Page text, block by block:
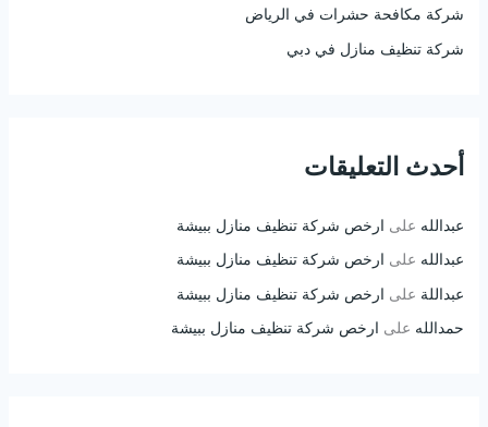
شركة مكافحة حشرات في الرياض
شركة تنظيف منازل في دبي
أحدث التعليقات
عبدالله على ارخص شركة تنظيف منازل ببيشة
عبدالله على ارخص شركة تنظيف منازل ببيشة
عبداللة على ارخص شركة تنظيف منازل ببيشة
حمدالله على ارخص شركة تنظيف منازل ببيشة